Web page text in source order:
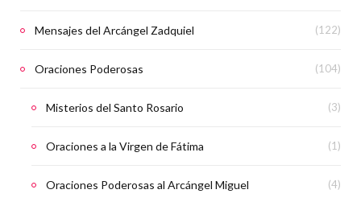
Mensajes del Arcángel Zadquiel (122)
Oraciones Poderosas (104)
Misterios del Santo Rosario (3)
Oraciones a la Virgen de Fátima (1)
Oraciones Poderosas al Arcángel Miguel (4)